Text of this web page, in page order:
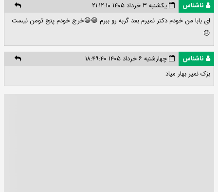
ناشناس
یکشنبه ۳ خرداد ۱۴۰۵ ۲۱:۱۲:۱۰
ای بابا من خودم دکتر نمیرم بعد گربه رو ببرم 😄😄خرج خودم پنج تومن نیست
😐
ناشناس
چهارشنبه ۶ خرداد ۱۴۰۵ ۱۸:۴۹:۴۰
بزک نمیر بهار میاد